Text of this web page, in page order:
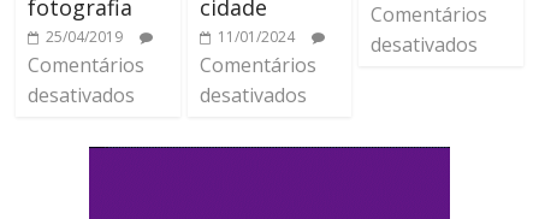
fotografia
25/04/2019
Comentários
desativados
cidade
11/01/2024
Comentários
desativados
Comentários
desativados